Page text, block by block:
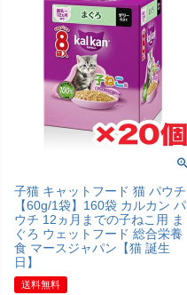
子猫 キャットフード 猫 パウチ
【60g/1袋】160袋 カルカン パ
ウチ 12ヵ月までの子ねこ用 ま
ぐろ ウェットフード 総合栄養
食 マースジャパン【猫 誕生
日】
送料無料